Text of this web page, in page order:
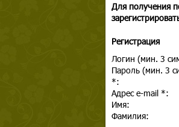
Для получения
Регистрация
Логин (мин. 3
Пароль (мин. 3
*:
Адрес e-mail *:
Имя:
Фамилия: